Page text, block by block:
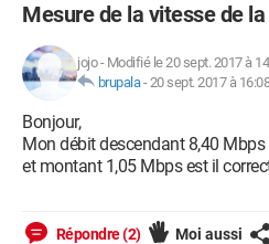
Mesure de la vitesse de
jojo- Modifié le 20 sept. 2017 à
brupala-20 sept. 2017 à 16:08
Bonjour,
Mon débit descendant 8,40 Mbps
et montant 1,05 Mbps est il
Répondre (2) Moi aussi